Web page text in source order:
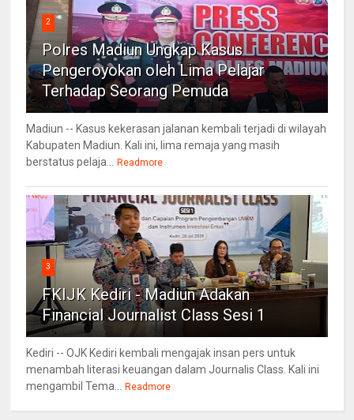
2
Polres Madiun Ungkap Kasus
Pengeroyokan oleh Lima Pelajar
Terhadap Seorang Pemuda
Madiun -- Kasus kekerasan jalanan kembali terjadi di wilayah
Kabupaten Madiun. Kali ini, lima remaja yang masih
berstatus pelaja...
Readmore
3
FKIJK Kediri - Madiun Adakan
Financial Journalist Class Sesi 1
Kediri -- OJK Kediri kembali mengajak insan pers untuk
menambah literasi keuangan dalam Journalis Class. Kali ini
mengambil Tema...
Readmore